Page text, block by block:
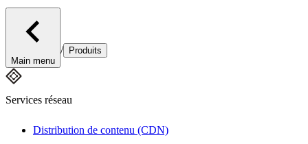
Main menu
/ Produits
Services réseau
Distribution de contenu (CDN)